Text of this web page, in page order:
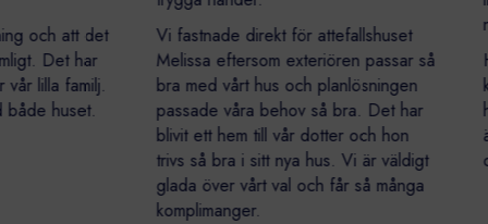
att det
Det har
familj.
huset.
Vi fastnade direkt för attefallshuset
Melissa eftersom exteriören passar så
bra med vårt hus och planlösningen
passade våra behov så bra. Det har
blivit ett hem till vår dotter och hon
trivs så bra i sitt nya hus. Vi är väldigt
glada över vårt val och får så många
komplimanger.
är